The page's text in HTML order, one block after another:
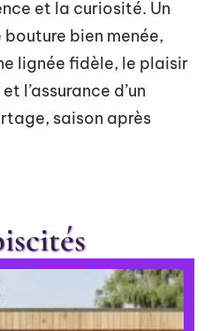
et la curiosité. Un
bouture bien menée,
lignée fidèle, le plaisir
l’assurance d’un
saison après